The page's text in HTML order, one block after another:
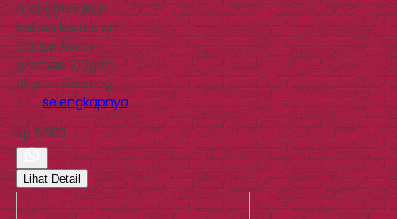
menggunakan
bahan kertas Art
Carton/ivory
gramasi 210grm.
Ukuran panjang
27…selengkapnya
Rp 5.500
Lihat Detail